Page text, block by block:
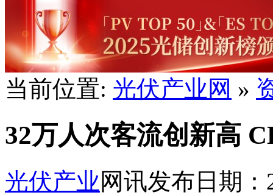
当前位置: 光伏产业网 »
32万人次客流创新高
光伏产业网讯发布日期：